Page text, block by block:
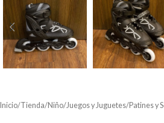
Inicio/Tienda/Niño/Juegos y Juguetes/Patines y